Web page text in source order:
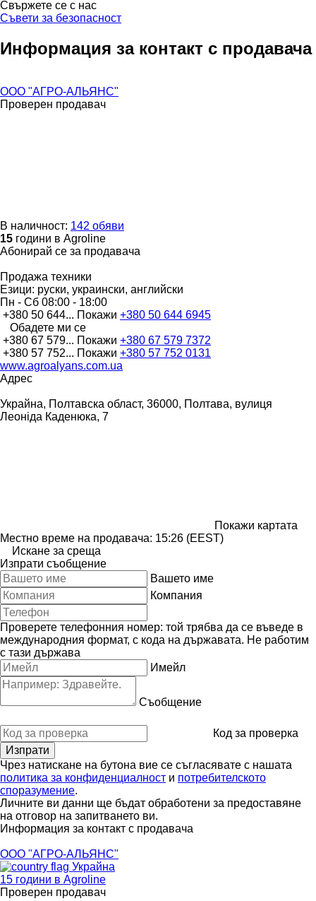
Свържете се с нас
Съвети за безопасност
Информация за контакт с продавача
ООО "АГРО-АЛЬЯНС"
Проверен продавач
В наличност: 142 обяви
15 години в Agroline
Абонирай се за продавача
Продажа техники
Езици: руски, украински, английски
Пн - Сб 08:00 - 18:00
+380 50 644... Покажи +380 50 644 6945
Обадете ми се
+380 67 579... Покажи +380 67 579 7372
+380 57 752... Покажи +380 57 752 0131
www.agroalyans.com.ua
Адрес
Украйна, Полтавска област, 36000, Полтава, вулиця
Леоніда Каденюка, 7
Покажи картата
Местно време на продавача: 15:26 (EEST)
Искане за среща
Изпрати съобщение
Вашето име
Компания
Проверете телефонния номер: той трябва да се въведе в
международния формат, с кода на държавата. Не работим
с тази държава
Имейл
Съобщение
Код за проверка
Чрез натискане на бутона вие се съгласявате с нашата
политика за конфиденциалност и потребителското
споразумение.
Личните ви данни ще бъдат обработени за предоставяне
на отговор на запитването ви.
Информация за контакт с продавача
ООО "АГРО-АЛЬЯНС"
Украйна
15 години в Agroline
Проверен продавач